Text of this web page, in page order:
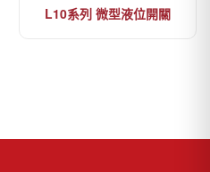
L10系列 微型液位開關